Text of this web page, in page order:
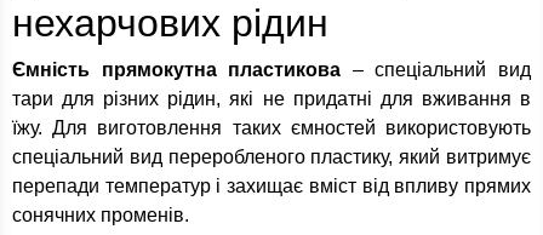
нехарчових рідин
Ємність прямокутна пластикова – спеціальний вид
тари для різних рідин, які не придатні для вживання в
їжу. Для виготовлення таких ємностей використовують
спеціальний вид переробленого пластику, який витримує
перепади температур і захищає вміст від впливу прямих
сонячних променів.